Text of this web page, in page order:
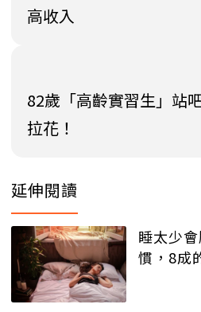
高收入
82歲「高齡實習生」站
拉花！
延伸閱讀
睡太少
慣，8成